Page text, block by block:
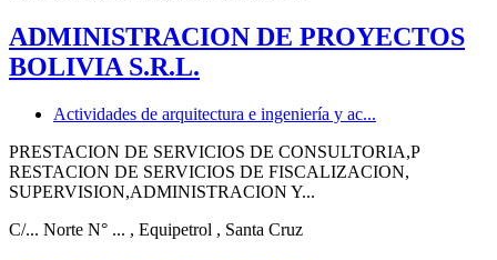
ADMINISTRACION DE PROYECTOS
BOLIVIA S.R.L.
Actividades de arquitectura e ingeniería y ac...
PRESTACION DE SERVICIOS DE CONSULTORIA,P
RESTACION DE SERVICIOS DE FISCALIZACION,
SUPERVISION,ADMINISTRACION Y...
C/... Norte N° ... , Equipetrol , Santa Cruz